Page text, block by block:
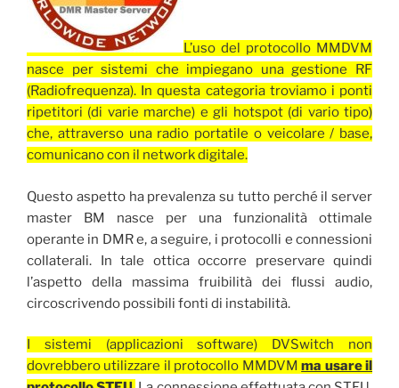
L’uso del protocollo MMDVM
nasce per sistemi che impiegano una gestione RF
(Radiofrequenza). In questa categoria troviamo i ponti
ripetitori (di varie marche) e gli hotspot (di vario tipo)
che, attraverso una radio portatile o veicolare / base,
comunicano con il network digitale.
Questo aspetto ha prevalenza su tutto perché il server
master BM nasce per una funzionalità ottimale
operante in DMR e, a seguire, i protocolli e connessioni
collaterali. In tale ottica occorre preservare quindi
l’aspetto della massima fruibilità dei flussi audio,
circoscrivendo possibili fonti di instabilità.
I sistemi (applicazioni software) DVSwitch non
dovrebbero utilizzare il protocollo MMDVMma usare il